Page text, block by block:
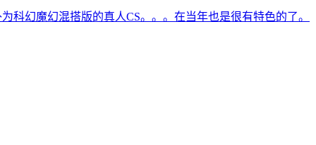
科幻魔幻混搭版的真人CS。。。在当年也是很有特色的了。